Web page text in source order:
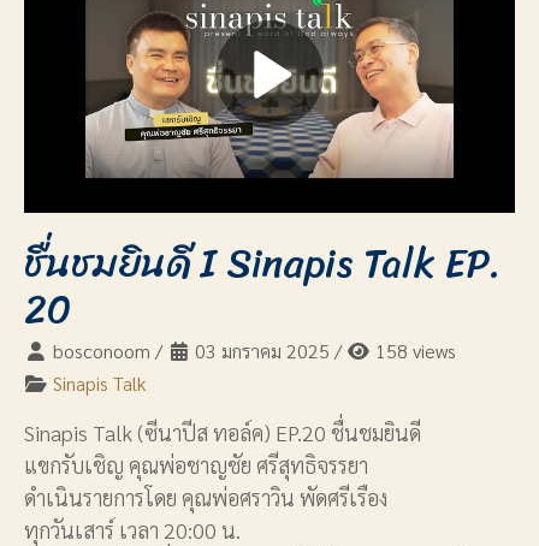
ชื่นชมยินดี I Sinapis Talk EP.
20
bosconoom / 03 มกราคม 2025 /
158 views
Sinapis Talk
Sinapis Talk (ซีนาปีส ทอล์ค) EP.20 ชื่นชมยินดี
แขกรับเชิญ คุณพ่อชาญชัย ศรีสุทธิจรรยา
ดำเนินรายการโดย คุณพ่อศราวิน พัดศรีเรือง
ทุกวันเสาร์ เวลา 20:00 น.